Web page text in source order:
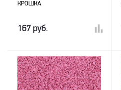
КРОШКА
167 руб.